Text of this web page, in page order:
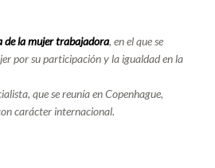
de la mujer trabajadora, en el que se
por su participación y la igualdad en la
que se reunía en Copenhague,
carácter internacional.